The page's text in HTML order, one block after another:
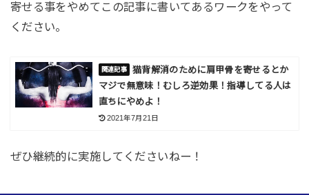
寄せる事をやめてこの記事に書いてあるワークをやって
ください。
猫背解消のために肩甲骨を寄せるとか
マジで無意味！むしろ逆効果！指導してる人は
直ちにやめよ！
2021年7月21日
ぜひ継続的に実施してくださいねー！